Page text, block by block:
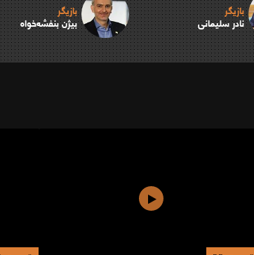
بازیگر
نادر سلیمانی
بازیگر
بیژن بنفشه‌خواه